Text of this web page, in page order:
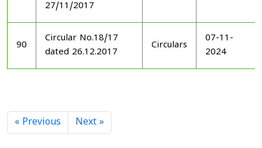
27/11/2017
90
Circular No.18/17
dated 26.12.2017
Circulars
07-11-
2024
« Previous Next »